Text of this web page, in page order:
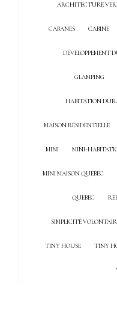
ARCHITECTURE
CABANES CABINE
DÉVELOPPEMENT
GLAMPING
HABITATION
MAISON RÉSIDENTIELLE
MINI MINI-
MINI MAISON QUEBEC
QUEBEC
SIMPLICITÉ
TINY HOUSE TINY